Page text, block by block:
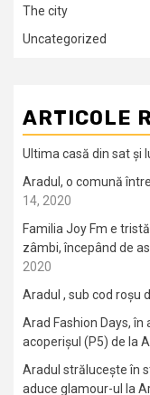
The city
Uncategorized
ARTICOLE
Ultima casă din sat și
Aradul, o comună
14, 2020
Familia Joy Fm e
zâmbi, începând de
2020
Aradul , sub cod roșu
Arad Fashion Days,
acoperișul (P5) de la
Aradul strălucește în
aduce glamour-ul la